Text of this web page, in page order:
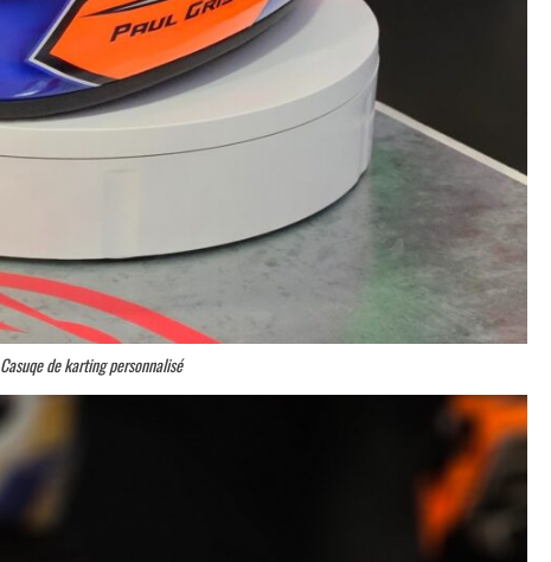
Casuqe de karting personnalisé